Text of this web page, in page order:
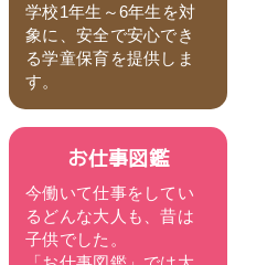
学校1年生～6年生を対
象に、安全で安心でき
る学童保育を提供しま
す。
お仕事図鑑
今働いて仕事をしてい
るどんな大人も、昔は
子供でした。